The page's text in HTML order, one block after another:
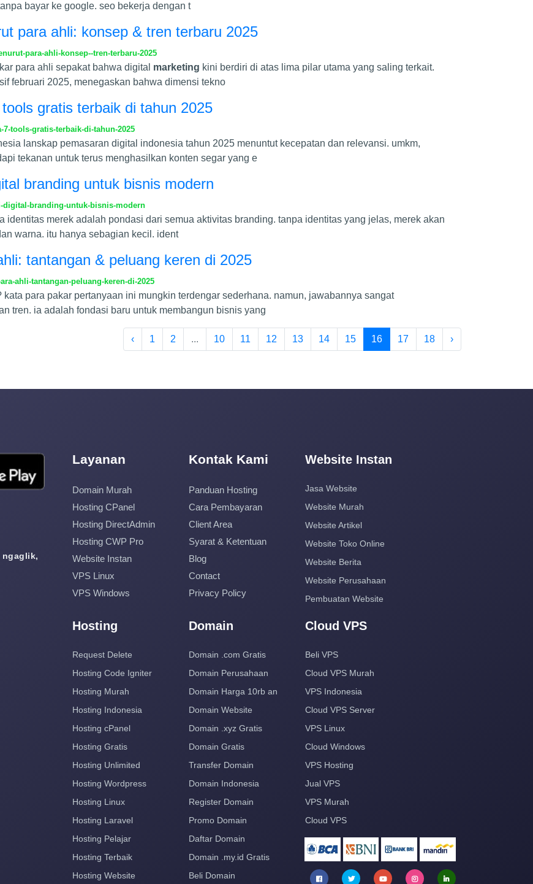
bayar ke google. seo bekerja dengan t
para ahli: konsep & tren terbaru 2025
para-ahli-konsep--tren-terbaru-2025
para ahli sepakat bahwa digital marketing kini berdiri di atas lima pilar utama yang saling terkait.
februari 2025, menegaskan bahwa dimensi tekno
gratis terbaik di tahun 2025
tools-gratis-terbaik-di-tahun-2025
lanskap pemasaran digital indonesia tahun 2025 menuntut kecepatan dan relevansi. umkm,
tekanan untuk terus menghasilkan konten segar yang e
branding untuk bisnis modern
digital-branding-untuk-bisnis-modern
identitas merek adalah pondasi dari semua aktivitas branding. tanpa identitas yang jelas, merek akan
warna. itu hanya sebagian kecil. ident
tantangan & peluang keren di 2025
ahli-tantangan-peluang-keren-di-2025
para pakar pertanyaan ini mungkin terdengar sederhana. namun, jawabannya sangat
tren. ia adalah fondasi baru untuk membangun bisnis yang
‹ 1 2 ... 10 11 12 13 14 15 16 17 18 ›
ngaglik,
Layanan
Domain Murah
Hosting CPanel
Hosting DirectAdmin
Hosting CWP Pro
Website Instan
VPS Linux
VPS Windows
Kontak Kami
Panduan Hosting
Cara Pembayaran
Client Area
Syarat & Ketentuan
Blog
Contact
Privacy Policy
Website Instan
Jasa Website
Website Murah
Website Artikel
Website Toko Online
Website Berita
Website Perusahaan
Pembuatan Website
Hosting
Request Delete
Hosting Code Igniter
Hosting Murah
Hosting Indonesia
Hosting cPanel
Hosting Gratis
Hosting Unlimited
Hosting Wordpress
Hosting Linux
Hosting Laravel
Hosting Pelajar
Hosting Terbaik
Hosting Website
Domain
Domain .com Gratis
Domain Perusahaan
Domain Harga 10rb an
Domain Website
Domain .xyz Gratis
Domain Gratis
Transfer Domain
Domain Indonesia
Register Domain
Promo Domain
Daftar Domain
Domain .my.id Gratis
Beli Domain
Cloud VPS
Beli VPS
Cloud VPS Murah
VPS Indonesia
Cloud VPS Server
VPS Linux
Cloud Windows
VPS Hosting
Jual VPS
VPS Murah
Cloud VPS